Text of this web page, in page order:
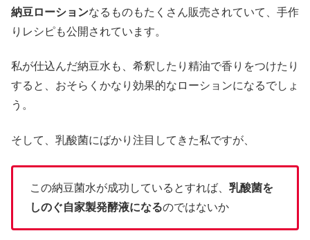
納豆ローションなるものもたくさん販売されていて、手作
りレシピも公開されています。
私が仕込んだ納豆水も、希釈したり精油で香りをつけたり
すると、おそらくかなり効果的なローションになるでしょ
う。
そして、乳酸菌にばかり注目してきた私ですが、
この納豆菌水が成功しているとすれば、 乳酸菌を
しのぐ自家製発酵液になるのではないか